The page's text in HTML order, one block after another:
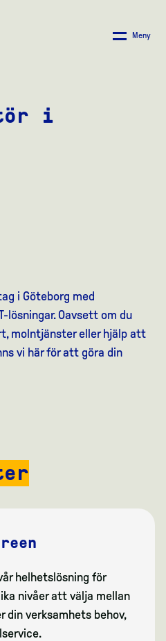
Meny
i
i Göteborg med
lösningar. Oavsett om du
molntjänster eller hjälp att
vi här för att göra din
helhetslösning för
nivåer att välja mellan
din verksamhets behov,